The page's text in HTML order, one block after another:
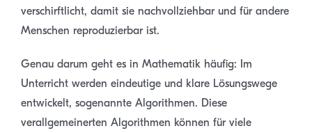
verschirftlicht, damit sie nachvollziehbar und für andere
Menschen reproduzierbar ist.
Genau darum geht es in Mathematik häufig: Im
Unterricht werden eindeutige und klare Lösungswege
entwickelt, sogenannte Algorithmen. Diese
verallgemeinerten Algorithmen können für viele